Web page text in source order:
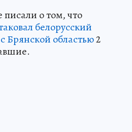
о том, что
белорусский
Брянской областью2